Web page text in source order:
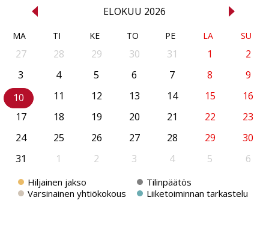
<< ELOKUU 2026 >>
MA TI KE TO PE LA SU
27 28 29 30 31 1
2
3
4 5 6 7 8
9
10
11 12 13 14 15
16
17
18 19 20 21 22
23
24
25 26 27 28 29
30
31
1 2 3 4 5 6
Hiljainen jakso
Tilinpäätös
Varsinainen yhtiökokous
Liiketoiminnan tarkastelu